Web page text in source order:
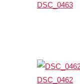
DSC_0463
DSC_0462